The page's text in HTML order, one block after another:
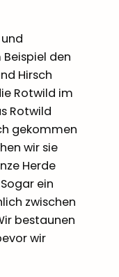
den
Hirsch
Rotwild im
Rotwild
gekommen
wir sie
Herde
ein
zwischen
bestaunen
wir